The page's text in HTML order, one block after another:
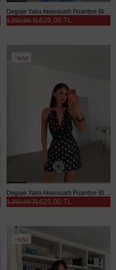
625,00 TL
1.250,00 TL
%50
Degaje Yaka Aksesuarlı Puantiye Bluz - Siyah
625,00 TL
1.250,00 TL
%50